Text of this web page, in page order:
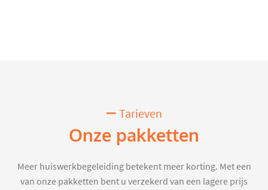
Tarieven
Onze pakketten
Meer huiswerkbegeleiding betekent meer korting. Met een
van onze pakketten bent u verzekerd van een lagere prijs